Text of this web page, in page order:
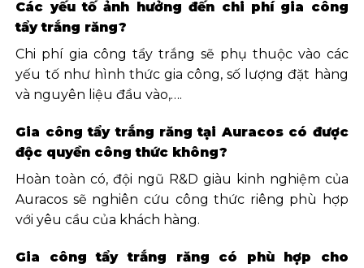
Các yếu tố ảnh hưởng đến chi phí gia công
tẩy trắng răng?
Chi phí gia công tẩy trắng sẽ phụ thuộc vào các
yếu tố như hình thức gia công, số lượng đặt hàng
và nguyên liệu đầu vào,….
Gia công tẩy trắng răng tại Auracos có được
độc quyền công thức không?
Hoàn toàn có, đội ngũ R&D giàu kinh nghiệm của
Auracos sẽ nghiên cứu công thức riêng phù hợp
với yêu cầu của khách hàng.
Gia công tẩy trắng răng có phù hợp cho